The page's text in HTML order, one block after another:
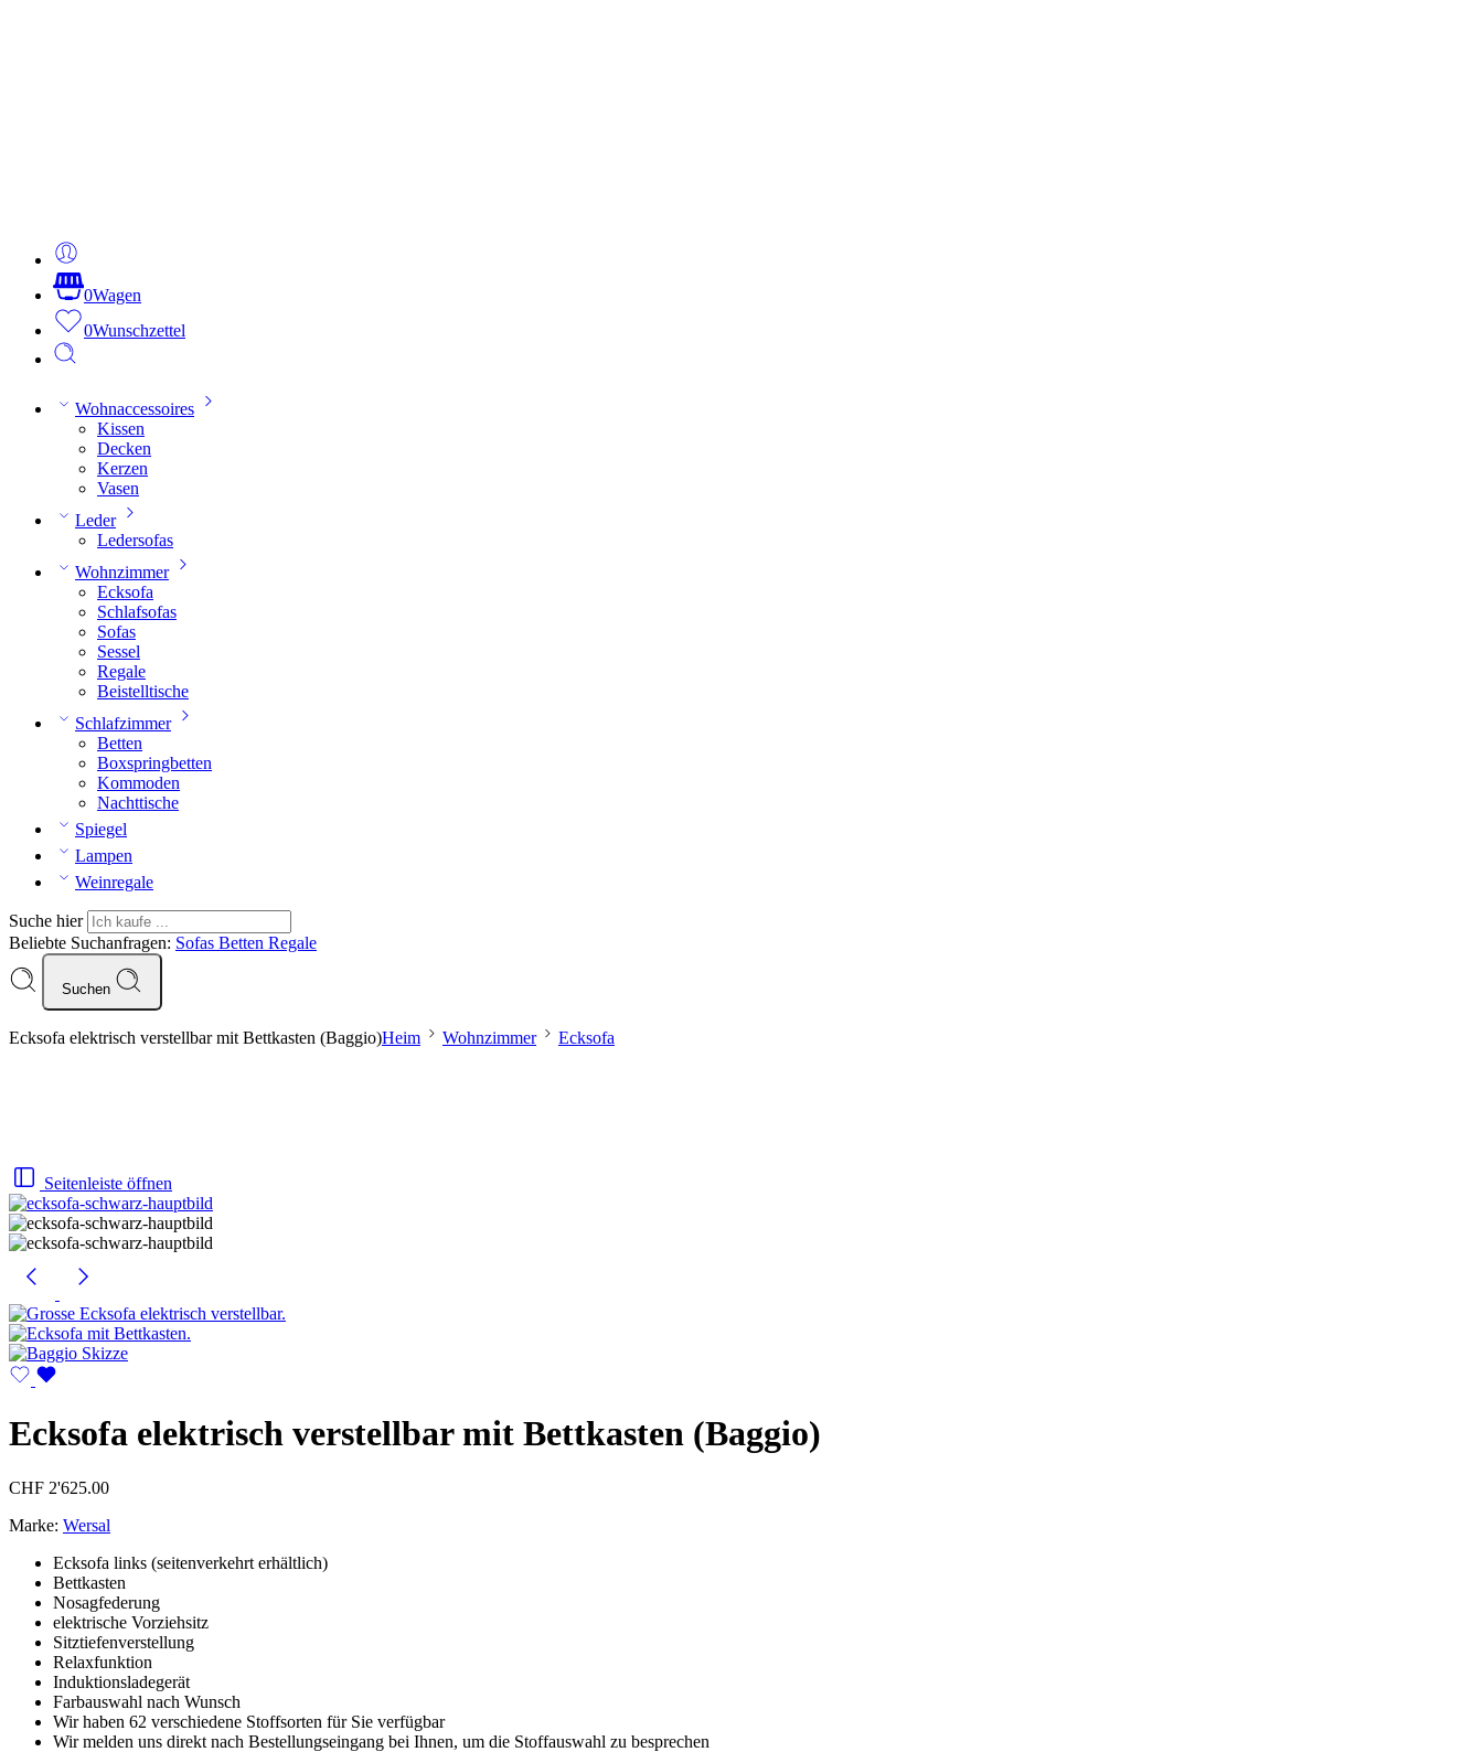
0Wagen
0Wunschzettel
Wohnaccessoires
Kissen
Decken
Kerzen
Vasen
Leder
Ledersofas
Wohnzimmer
Ecksofa
Schlafsofas
Sofas
Sessel
Regale
Beistelltische
Schlafzimmer
Betten
Boxspringbetten
Kommoden
Nachttische
Spiegel
Lampen
Weinregale
Suche hier
Beliebte Suchanfragen: Sofas Betten Regale
Suchen
Ecksofa elektrisch verstellbar mit Bettkasten (Baggio)Heim Wohnzimmer Ecksofa
Seitenleiste öffnen
Ecksofa elektrisch verstellbar mit Bettkasten (Baggio)
CHF 2'625.00
Marke: Wersal
Ecksofa links (seitenverkehrt erhältlich)
Bettkasten
Nosagfederung
elektrische Vorziehsitz
Sitztiefenverstellung
Relaxfunktion
Induktionsladegerät
Farbauswahl nach Wunsch
Wir haben 62 verschiedene Stoffsorten für Sie verfügbar
Wir melden uns direkt nach Bestellungseingang bei Ihnen, um die Stoffauswahl zu besprechen